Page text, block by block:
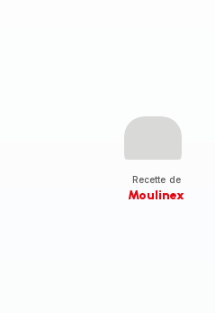
Recette de
Moulinex